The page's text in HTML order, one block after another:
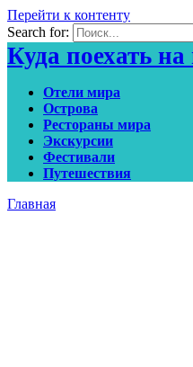
Перейти к контенту
Search for:
Куда поехать
Отели мира
Острова
Рестораны мира
Экскурсии
Фестивали
Путешествия
Главная